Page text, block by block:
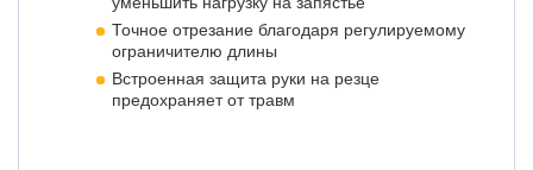
Точное отрезание благодаря регулируемому
ограничителю длины
Встроенная защита руки на резце
предохраняет от травм